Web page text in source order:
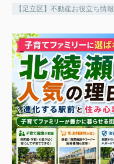
【足立区】不動産お役立ち情報